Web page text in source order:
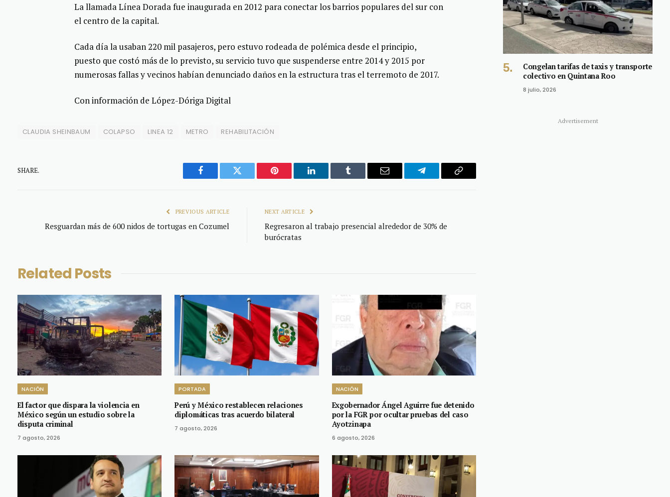
La llamada Línea Dorada fue inaugurada en 2012 para conectar los barrios populares del sur con
el centro de la capital.
Cada día la usaban 220 mil pasajeros, pero estuvo rodeada de polémica desde el principio,
puesto que costó más de lo previsto, su servicio tuvo que suspenderse entre 2014 y 2015 por
numerosas fallas y vecinos habían denunciado daños en la estructura tras el terremoto de 2017.
Con información de López-Dóriga Digital
CLAUDIA SHEINBAUM COLAPSO LINEA 12 METRO REHABILITACIÓN
SHARE.
Facebook Twitter Pinterest LinkedIn Tumblr Email Telegram Copy
PREVIOUS ARTICLE
Resguardan más de 600 nidos de tortugas en Cozumel
NEXT ARTICLE
Regresaron al trabajo presencial alrededor de 30% de
burócratas
Related Posts
NACIÓN
El factor que dispara la violencia en
México según un estudio sobre la
disputa criminal
7 agosto, 2026
PORTADA
Perú y México restablecen relaciones
diplomáticas tras acuerdo bilateral
7 agosto, 2026
NACIÓN
Exgobernador Ángel Aguirre fue detenido
por la FGR por ocultar pruebas del caso
Ayotzinapa
6 agosto, 2026
Congelan tarifas de taxis y transporte
colectivo en Quintana Roo
8 julio, 2026
Advertisement